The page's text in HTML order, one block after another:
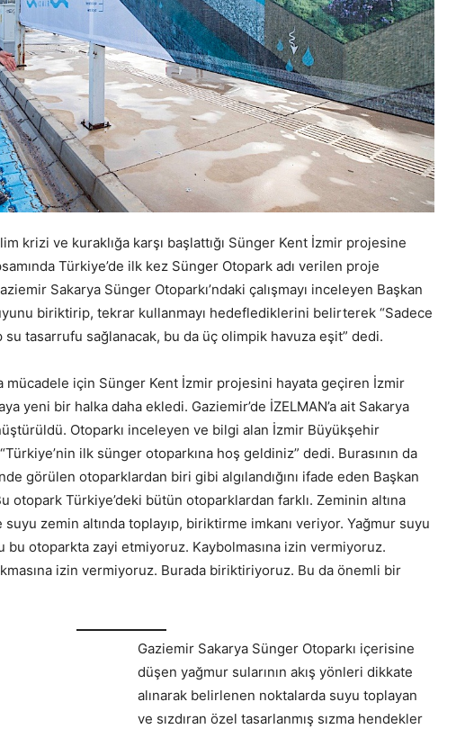
krizi ve kuraklığa karşı başlattığı Sünger Kent İzmir projesine
Türkiye’de ilk kez Sünger Otopark adı verilen proje
Sakarya Sünger Otoparkı’ndaki çalışmayı inceleyen Başkan
biriktirip, tekrar kullanmayı hedeflediklerini belirterek “Sadece
su tasarrufu sağlanacak, bu da üç olimpik havuza eşit” dedi.
mücadele için Sünger Kent İzmir projesini hayata geçiren İzmir
yeni bir halka daha ekledi. Gaziemir’de İZELMAN’a ait Sakarya
Otoparkı inceleyen ve bilgi alan İzmir Büyükşehir
ilk sünger otoparkına hoş geldiniz” dedi. Burasının da
görülen otoparklardan biri gibi algılandığını ifade eden Başkan
otopark Türkiye’deki bütün otoparklardan farklı. Zeminin altına
zemin altında toplayıp, biriktirme imkanı veriyor. Yağmur suyu
bu otoparkta zayi etmiyoruz. Kaybolmasına izin vermiyoruz.
izin vermiyoruz. Burada biriktiriyoruz. Bu da önemli bir
Gaziemir Sakarya Sünger Otoparkı içerisine
düşen yağmur sularının akış yönleri dikkate
alınarak belirlenen noktalarda suyu toplayan
ve sızdıran özel tasarlanmış sızma hendekler